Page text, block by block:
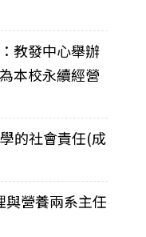
教發中心舉辦
本校永續經營
的社會責任(成
與營養兩系主任